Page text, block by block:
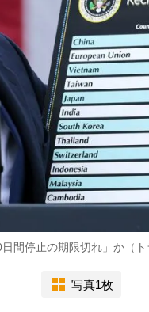
間停止の期限切れ」か（ト
写真1枚